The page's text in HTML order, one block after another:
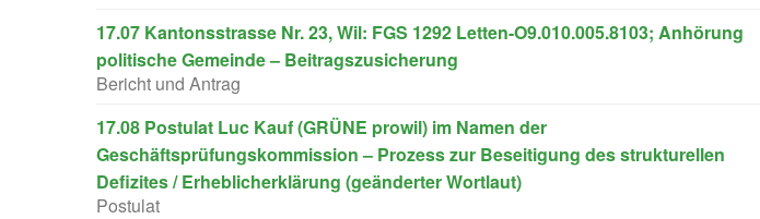
17.07 Kantonsstrasse Nr. 23, Wil: FGS 1292 Letten-O9.010.005.8103; Anhörung
politische Gemeinde – Beitragszusicherung
Bericht und Antrag
17.08 Postulat Luc Kauf (GRÜNE prowil) im Namen der
Geschäftsprüfungskommission – Prozess zur Beseitigung des strukturellen
Defizites / Erheblicherklärung (geänderter Wortlaut)
Postulat